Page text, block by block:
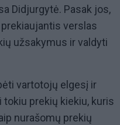
Didjurgytė. Pasak jos,
verslas
užsakymus ir valdyti
vartotojų elgesį ir
prekių kiekiu, kuris
nurašomų prekių